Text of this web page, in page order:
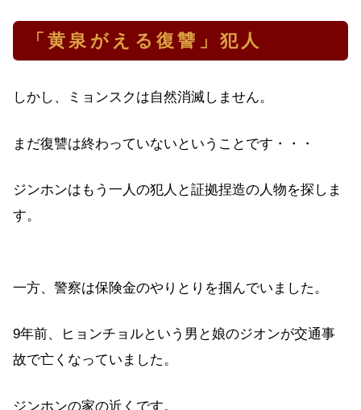
「黄泉がえる復讐」犯人
しかし、ミョンスクは自然消滅しません。
まだ復讐は終わっていないということです・・・
ジンホンはもう一人の犯人と証拠捏造の人物を探しま
す。
一方、警察は保険金のやりとりを掴んでいました。
9年前、ヒョンチョルという男と娘のジオンが交通事
故で亡くなっていました。
ジンホンの家の近くです。